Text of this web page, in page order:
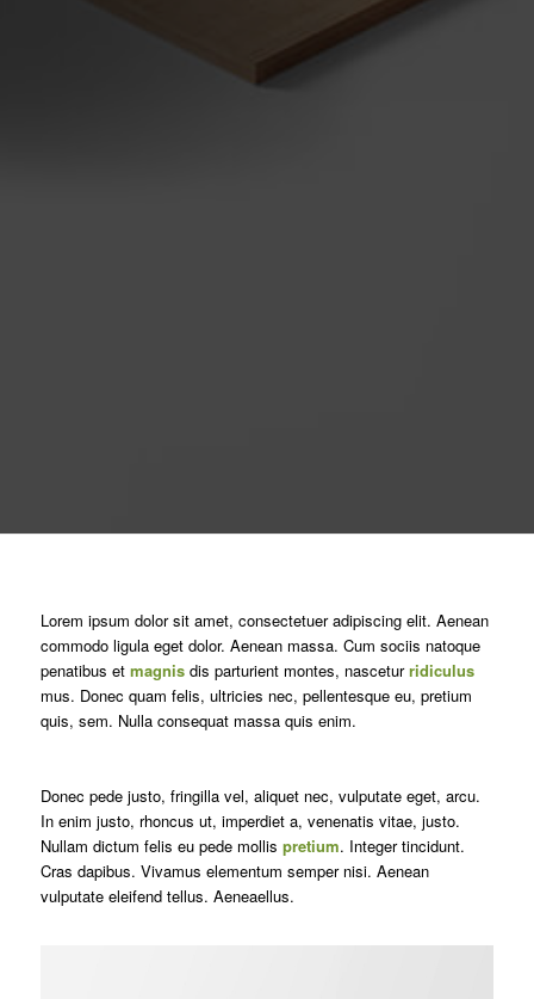
Lorem ipsum dolor sit amet, consectetuer adipiscing elit. Aenean
commodo ligula eget dolor. Aenean massa. Cum sociis natoque
penatibus et magnisdis parturient montes, nasceturridiculus
mus. Donec quam felis, ultricies nec, pellentesque eu, pretium
quis, sem. Nulla consequat massa quis enim.
Donec pede justo, fringilla vel, aliquet nec, vulputate eget, arcu.
In enim justo, rhoncus ut, imperdiet a, venenatis vitae, justo.
Nullam dictum felis eu pede mollis pretium. Integer tincidunt.
Cras dapibus. Vivamus elementum semper nisi. Aenean
vulputate eleifend tellus. Aeneaellus.